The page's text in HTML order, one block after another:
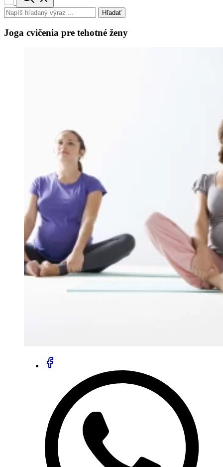
Hľadať
Joga cvičenia pre tehotné ženy